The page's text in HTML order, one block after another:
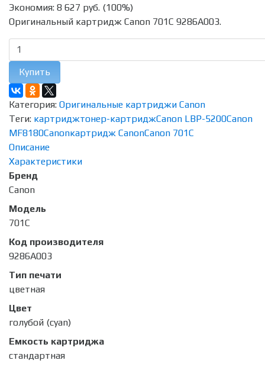
Экономия: 8 627 руб. (100%)
Оригинальный картридж Canon 701C 9286A003.
Купить
Категория: Оригинальные картриджи Canon
Теги: картриджтонер-картриджCanon LBP-5200Canon
MF8180Canonкартридж CanonCanon 701C
Описание
Характеристики
Бренд
Canon
Модель
701C
Код производителя
9286A003
Тип печати
цветная
Цвет
голубой (cyan)
Емкость картриджа
стандартная